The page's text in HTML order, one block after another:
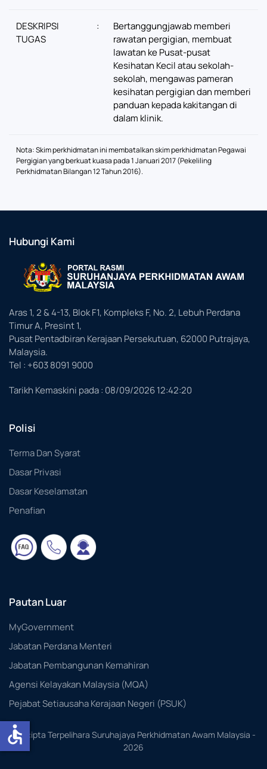
DESKRIPSI
TUGAS
:
Bertanggungjawab memberi
rawatan pergigian, membuat
lawatan ke Pusat-pusat
Kesihatan Kecil atau sekolah-
sekolah, mengawas pameran
kesihatan pergigian dan memberi
panduan kepada kakitangan di
dalam klinik.
Nota: Skim perkhidmatan ini membatalkan skim perkhidmatan Pegawai
Pergigian yang berkuat kuasa pada 1 Januari 2017 (Pekeliling
Perkhidmatan Bilangan 12 Tahun 2016).
Hubungi Kami
Aras 1, 2 & 4-13, Blok F1, Kompleks F, No. 2, Lebuh Perdana
Timur A, Presint 1,
Pusat Pentadbiran Kerajaan Persekutuan, 62000 Putrajaya,
Malaysia.
Tel : +603 8091 9000
Tarikh Kemaskini pada : 08/09/2026 12:42:20
Polisi
Terma Dan Syarat
Dasar Privasi
Dasar Keselamatan
Penafian
Pautan Luar
MyGovernment
Jabatan Perdana Menteri
Jabatan Pembangunan Kemahiran
Agensi Kelayakan Malaysia (MQA)
Pejabat Setiausaha Kerajaan Negeri (PSUK)
Hakcipta Terpelihara Suruhajaya Perkhidmatan Awam Malaysia -
2026
accessible